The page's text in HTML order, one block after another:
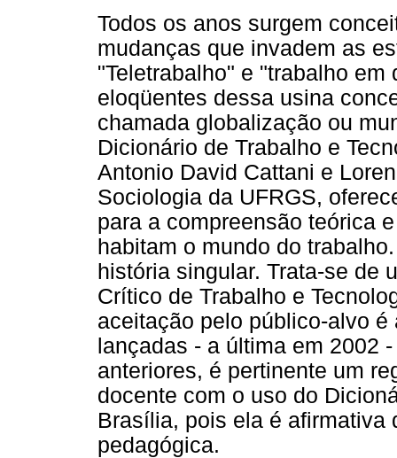
Todos os anos surgem
mudanças que invadem as
"Teletrabalho" e "trabalho
eloqüentes dessa usina
chamada globalização ou
Dicionário de Trabalho e
Antonio David Cattani e
Sociologia da UFRGS,
para a compreensão teórica
habitam o mundo do
história singular. Trata-se de
Crítico de Trabalho e
aceitação pelo público-alvo
lançadas - a última em 2002
anteriores, é pertinente um
docente com o uso do
Brasília, pois ela é afirmativa
pedagógica.